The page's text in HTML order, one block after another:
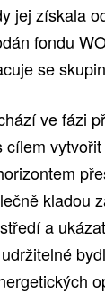
jej získala
fondu
se
ve fázi
kladou
a